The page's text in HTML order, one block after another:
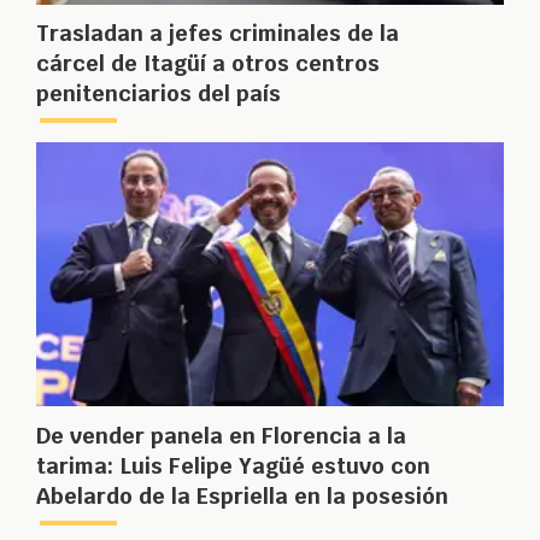
Trasladan a jefes criminales de la
cárcel de Itagüí a otros centros
penitenciarios del país
De vender panela en Florencia a la
tarima: Luis Felipe Yagüé estuvo con
Abelardo de la Espriella en la posesión